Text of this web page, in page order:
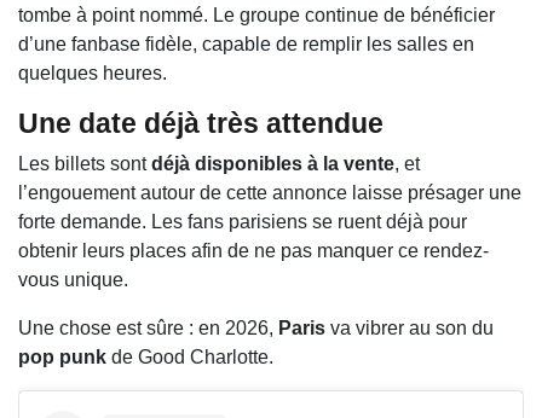
tombe à point nommé. Le groupe continue de bénéficier
d’une fanbase fidèle, capable de remplir les salles en
quelques heures.
Une date déjà très attendue
Les billets sontdéjà disponibles à la vente, et
l’engouement autour de cette annonce laisse présager une
forte demande. Les fans parisiens se ruent déjà pour
obtenir leurs places afin de ne pas manquer ce rendez-
vous unique.
Une chose est sûre : en 2026, Paris va vibrer au son du
pop punk de Good Charlotte.